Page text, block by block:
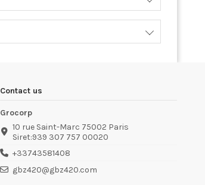
Contact us
Grocorp
10 rue Saint-Marc 75002 Paris
Siret:939 307 757 00020
+33743581408
gbz420@gbz420.com